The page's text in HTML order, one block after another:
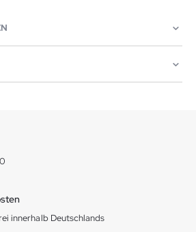
innerhalb Deutschlands